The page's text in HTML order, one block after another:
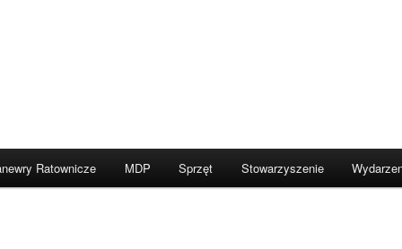
Ratownicze MDP Sprzęt Stowarzyszenie